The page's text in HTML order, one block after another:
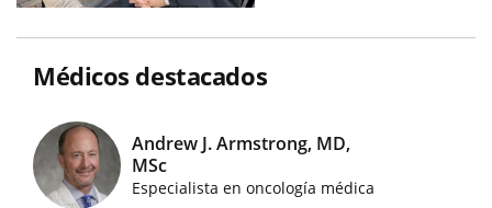
Médicos destacados
Imágenes de médicos destacados
Andrew J. Armstrong, MD,
MSc
Especialista en oncología médica